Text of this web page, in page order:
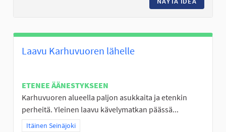
Laavu Karhuvuoren lähelle
ETENEE ÄÄNESTYKSEEN
Karhuvuoren alueella paljon asukkaita ja etenkin
perheitä. Yleinen laavu kävelymatkan päässä...
Rajaa tulokset teeman mukaan: Itäinen Seinäjoki
Itäinen Seinäjoki